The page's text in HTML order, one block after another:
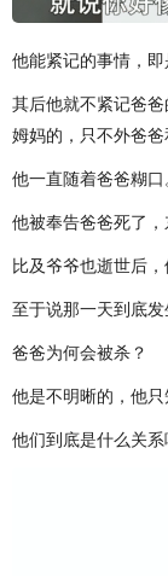
他能紧记的事情，即
其后他就不紧记爸
姆妈的，只不外爸爸
他一直随着爸爸糊口
他被奉告爸爸死了，
比及爷爷也逝世后，
至于说那一天到底发
爸爸为何会被杀？
他是不明晰的，他只
他们到底是什么关系